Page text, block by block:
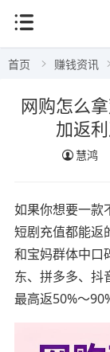
首页 赚钱资讯
网购怎么
加返
慧鸿
如果你想要一款
短剧充值都能返
和宝妈群体中口
东、拼多多、抖
最高返50%～